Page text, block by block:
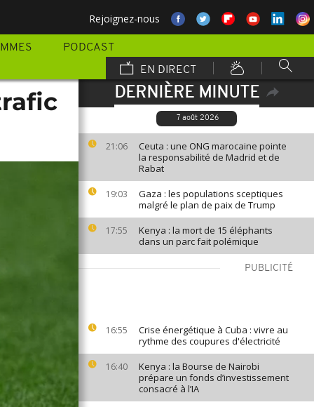
Rejoignez-nous
PODCAST
EN DIRECT
DERNIÈRE MINUTE
7 août 2026
21:06
Ceuta : une ONG marocaine pointe
la responsabilité de Madrid et de
Rabat
19:03
Gaza : les populations sceptiques
malgré le plan de paix de Trump
17:55
Kenya : la mort de 15 éléphants
dans un parc fait polémique
PUBLICITÉ
16:55
Crise énergétique à Cuba : vivre au
rythme des coupures d'électricité
16:40
Kenya : la Bourse de Nairobi
prépare un fonds d’investissement
consacré à l’IA